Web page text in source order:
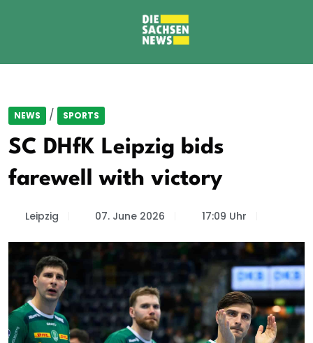
NEWS / SPORTS
SC DHfK Leipzig bids
farewell with victory
Leipzig 07. June 2026 17:09 Uhr